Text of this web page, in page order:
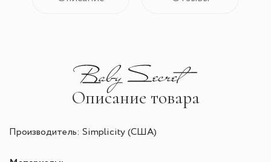
Описание товара
Производитель: Simplicity (США)